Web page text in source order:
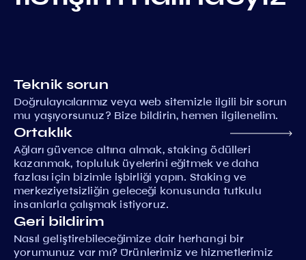
Teknik sorun
Doğrulayıcılarımız veya web sitemizle ilgili bir sorun
mu yaşıyorsunuz? Bize bildirin, hemen ilgilenelim.
Ortaklık
Ağları güvence altına almak, staking ödülleri
kazanmak, topluluk üyelerini eğitmek ve daha
fazlası için bizimle işbirliği yapın. Staking ve
merkeziyetsizliğin geleceği konusunda tutkulu
insanlarla çalışmak istiyoruz.
Geri bildirim
Nasıl geliştirebileceğimize dair herhangi bir
yorumunuz var mı? Ürünlerimiz ve hizmetlerimiz